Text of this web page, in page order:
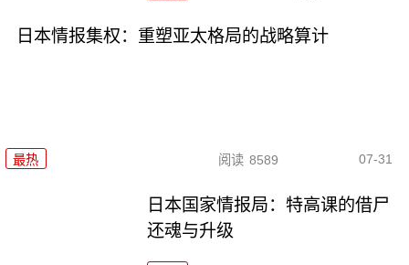
日本情报集权：重塑亚太格局的战略算计
最热 阅读 8589 07-31
日本国家情报局：特高课的借尸
还魂与升级